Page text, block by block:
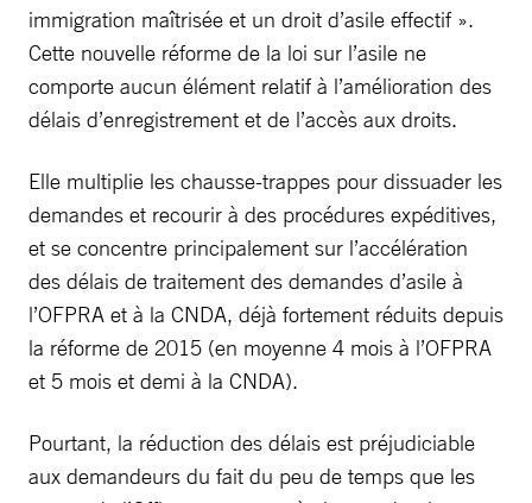
immigration maîtrisée et un droit d’asile effectif ».
Cette nouvelle réforme de la loi sur l’asile ne
comporte aucun élément relatif à l’amélioration des
délais d’enregistrement et de l’accès aux droits.
Elle multiplie les chausse-trappes pour dissuader les
demandes et recourir à des procédures expéditives,
et se concentre principalement sur l’accélération
des délais de traitement des demandes d’asile à
l’OFPRA et à la CNDA, déjà fortement réduits depuis
la réforme de 2015 (en moyenne 4 mois à l’OFPRA
et 5 mois et demi à la CNDA).
Pourtant, la réduction des délais est préjudiciable
aux demandeurs du fait du peu de temps que les